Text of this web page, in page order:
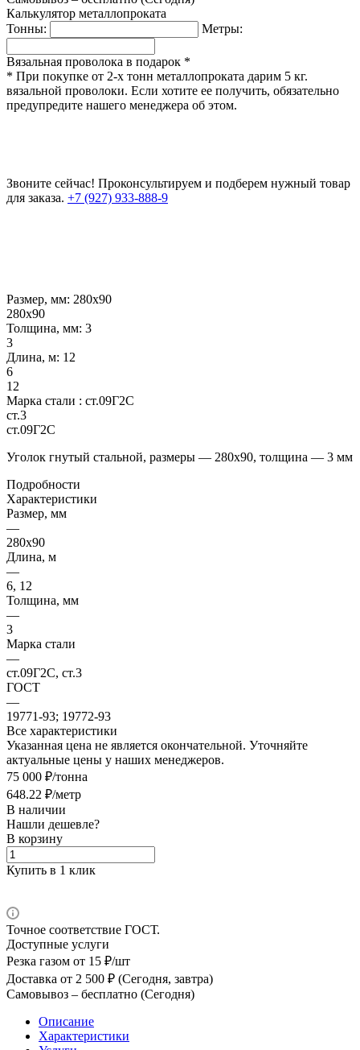
Калькулятор металлопроката
Тонны:
Метры:
Вязальная проволока в подарок *
* При покупке от 2-х тонн металлопроката дарим 5 кг.
вязальной проволоки. Если хотите ее получить, обязательно
предупредите нашего менеджера об этом.
Звоните сейчас! Проконсультируем и подберем нужный товар
для заказа. +7 (927) 933-888-9
Размер, мм: 280х90
280х90
Толщина, мм: 3
3
Длина, м: 12
6
12
Марка стали : ст.09Г2С
ст.3
ст.09Г2С
Уголок гнутый стальной, размеры — 280х90, толщина — 3 мм
Подробности
Характеристики
Размер, мм
—
280х90
Длина, м
—
6, 12
Толщина, мм
—
3
Марка стали
—
ст.09Г2С, ст.3
ГОСТ
—
19771-93; 19772-93
Все характеристики
Указанная цена не является окончательной. Уточняйте
актуальные цены у наших менеджеров.
75 000 ₽/тонна
648.22 ₽/метр
В наличии
Нашли дешевле?
В корзину
Купить в 1 клик
Точное соответствие ГОСТ.
Доступные услуги
Резка газом от 15 ₽/шт
Доставка от 2 500 ₽ (Сегодня, завтра)
Самовывоз – бесплатно (Сегодня)
Описание
Характеристики